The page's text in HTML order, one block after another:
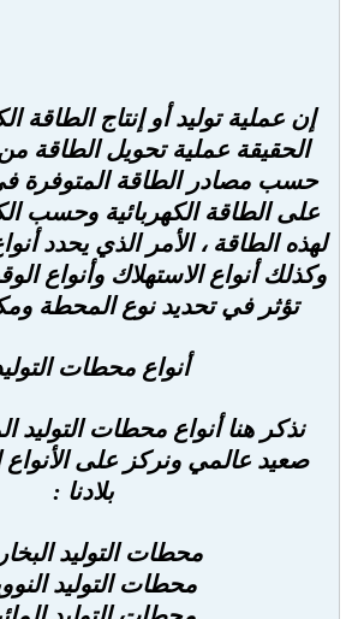
إن عملية توليد أو إنتاج الطاقة
الحقيقة عملية تحويل الطاقة
حسب مصادر الطاقة المتوفرة
على الطاقة الكهربائية وحسب
لهذه الطاقة ، الأمر الذي يحدد
وكذلك أنواع الاستهلاك وأنواع
تؤثر في تحديد نوع المحطة
أنواع محطات
نذكر هنا أنواع محطات التوليد
صعيد عالمي ونركز على
بلادنا :
محطات التوليد
محطات التوليد